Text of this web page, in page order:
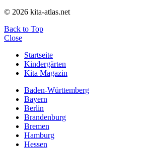
© 2026 kita-atlas.net
Back to Top
Close
Startseite
Kindergärten
Kita Magazin
Baden-Württemberg
Bayern
Berlin
Brandenburg
Bremen
Hamburg
Hessen